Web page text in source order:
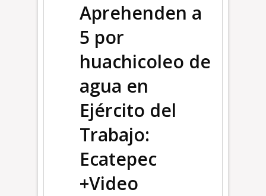
Aprehenden a
5 por
huachicoleo de
agua en
Ejército del
Trabajo:
Ecatepec
+Video